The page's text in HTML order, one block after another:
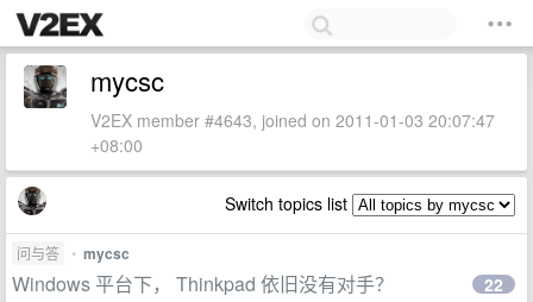
mycsc
V2EX member #4643, joined on 2011-01-03 20:07:47
+08:00
Switch topics list
问与答 • mycsc
Windows 平台下， Thinkpad 依旧没有对手？ 22